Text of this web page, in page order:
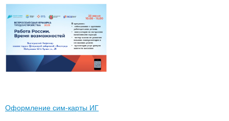
Оформление сим-карты ИГ